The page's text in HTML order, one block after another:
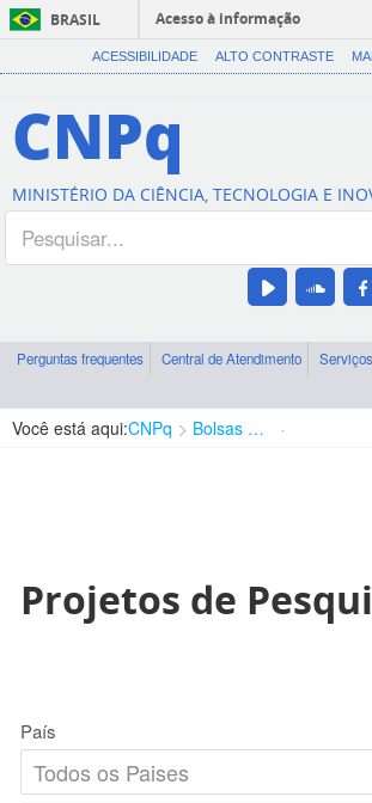
BRASIL
Acesso à informação
ACESSIBILIDADE ALTO CONTRASTE
CNPq
MINISTÉRIO DA CIÊNCIA, TECNOLOGIA E
Perguntas frequentes Central de Atendimento Serviços
Você está aqui:CNPq Bolsas e Auxílios Vigentes
Projetos de
País